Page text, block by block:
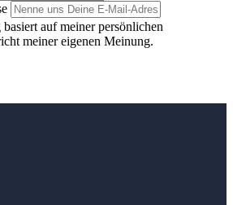
auf meiner persönlichen
meiner eigenen Meinung.